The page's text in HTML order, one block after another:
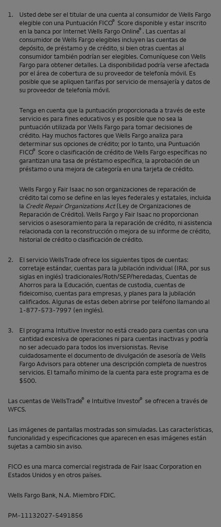
1. Usted debe ser el titular de una cuenta al consumidor deWells Fargo
elegible con una Puntuación FICO® Scoredisponible y estar inscrito
en la banca por InternetWells Fargo Online® . Las cuentas al
consumidor deWells Fargoelegibles incluyen las cuentas de
depósito, de préstamo y de crédito, si bien otras cuentas al
consumidor también podrían ser elegibles. Comuníquese conWells
Fargo para obtener detalles. La disponibilidad podría verse afectada
por el área de cobertura de su proveedor de telefonía móvil. Es
posible que se apliquen tarifas por servicio de mensajería y datos de
su proveedor de telefonía móvil.
Tenga en cuenta que la puntuación proporcionada a través de este
servicio es para fines educativos y es posible que no sea la
puntuación utilizada porWells Fargo para tomar decisiones de
crédito. Hay muchos factores queWells Fargoanaliza para
determinar sus opciones de crédito; por lo tanto, una Puntuación
FICO® Scoreo clasificación de crédito deWells Fargoespecíficas no
garantizan una tasa de préstamo específica, la aprobación de un
préstamo o una mejora de categoría en una tarjeta de crédito.
Wells Fargoy Fair Isaac no son organizaciones de reparación de
crédito tal como se define en las leyes federales y estatales, incluida
la Credit Repair Organizations Act(Ley de Organizaciones de
Reparación de Crédito). Wells Fargoy Fair Isaac no proporcionan
servicios o asesoramiento para la reparación de crédito, ni asistencia
relacionada con la reconstrucción o mejora de su informe de crédito,
historial de crédito o clasificación de crédito.
2. El servicioWellsTradeofrece los siguientes tipos de cuentas:
corretaje estándar, cuentas para la jubilación individual (IRA, por sus
siglas en inglés) tradicionales/Roth/SEP/heredadas, Cuentas de
Ahorros para la Educación, cuentas de custodia, cuentas de
fideicomiso, cuentas para empresas, y planes para la jubilación
calificados. Algunas de estas deben abrirse por teléfono llamando al
1-877-573-7997 (en inglés).
3. El programa Intuitive Investor no está creado para cuentas con una
cantidad excesiva de operaciones ni para cuentas inactivas y podría
no ser adecuado para todos los inversionistas. Revise
cuidadosamente el documento de divulgación de asesoría deWells
Fargo Advisors para obtener una descripción completa de nuestros
servicios. El tamaño mínimo de la cuenta para este programa es de
$500.
Las cuentas deWellsTrade® e Intuitive Investor® se ofrecen a través de
WFCS.
Las imágenes de pantallas mostradas son simuladas. Las características,
funcionalidad y especificaciones que aparecen en esas imágenes están
sujetas a cambio sin aviso.
FICOes una marca comercial registrada de Fair Isaac Corporationen
Estados Unidos y en otros países.
Wells Fargo Bank, N.A. Miembro FDIC.
PM-11132027-5491856